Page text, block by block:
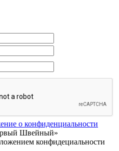
о конфиденциальности
Швейный»
конфидециальности